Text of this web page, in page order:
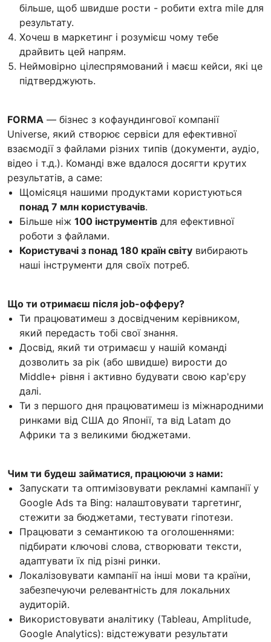
більше, щоб швидше рости - робити extra mile для
результату.
Хочеш в маркетинг і розумієш чому тебе
драйвить цей напрям.
Неймовірно цілеспрямований і маєш кейси, які це
підтверджують.
FORMA — бізнес з кофаундингової компанії
Universe, який створює сервіси для ефективної
взаємодії з файлами різних типів (документи, аудіо,
відео і т.д.). Команді вже вдалося досягти крутих
результатів, а саме:
Щомісяця нашими продуктами користуються
понад 7 млн користувачів.
Більше ніж 100 інструментів для ефективної
роботи з файлами.
Користувачі з понад 180 країн світу вибирають
наші інструменти для своїх потреб.
Що ти отримаєш після job-офферу?
Ти працюватимеш з досвідченим керівником,
який передасть тобі свої знання.
Досвід, який ти отримаєш у нашій команді
дозволить за рік (або швидше) вирости до
Middle+ рівня і активно будувати свою кар'єру
далі.
Ти з першого дня працюватимеш із міжнародними
ринками від США до Японії, та від Latam до
Африки та з великими бюджетами.
Чим ти будеш займатися, працюючи з нами:
Запускати та оптимізовувати рекламні кампанії у
Google Ads та Bing: налаштовувати таргетинг,
стежити за бюджетами, тестувати гіпотези.
Працювати з семантикою та оголошеннями:
підбирати ключові слова, створювати тексти,
адаптувати їх під різні ринки.
Локалізовувати кампанії на інші мови та країни,
забезпечуючи релевантність для локальних
аудиторій.
Використовувати аналітику (Tableau, Amplitude,
Google Analytics): відстежувати результати